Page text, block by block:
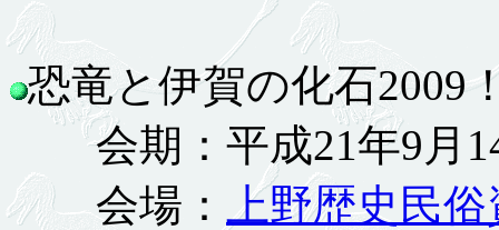
恐竜と伊賀の化石2009
会期：平成21年9月
会場：
上野歴史民